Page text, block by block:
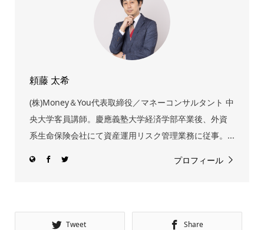
頼藤 太希
(株)Money＆You代表取締役／マネーコンサルタント 中
央大学客員講師。慶應義塾大学経済学部卒業後、外資
系生命保険会社にて資産運用リスク管理業務に従事。...
プロフィール
Tweet Share